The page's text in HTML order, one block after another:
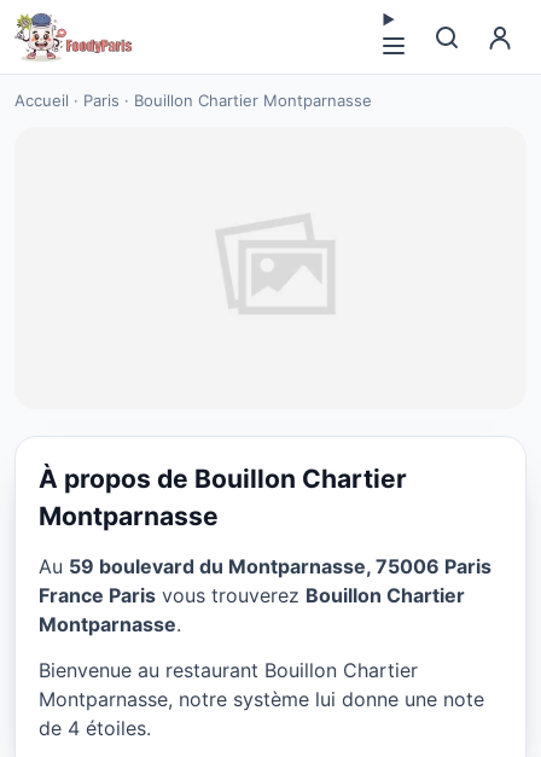
Accueil · Paris · Bouillon Chartier Montparnasse
RESTAURANT
Bouillon Chartier
Montparnasse à Paris
★ 4/5
À propos de Bouillon Chartier
Montparnasse
Au 59 boulevard du Montparnasse, 75006 Paris
France Paris vous trouverez Bouillon Chartier
Montparnasse.
Bienvenue au restaurant Bouillon Chartier
Montparnasse, notre système lui donne une note
de 4 étoiles.